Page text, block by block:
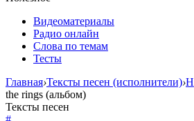
Видеоматериалы
Радио онлайн
Слова по темам
Тесты
Главная›Тексты песен (исполнители)›H
the rings (альбом)
Тексты песен